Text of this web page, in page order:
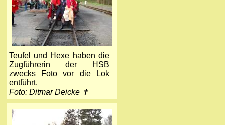
Teufel und Hexe haben die
Zugführerin der
HSB
zwecks Foto vor die Lok
entführt.
Foto: Ditmar Deicke ✝